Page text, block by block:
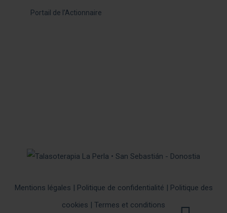
Portail de l’Actionnaire
Mentions légales Politique de confidentialité
Politique des
cookies
Termes et conditions